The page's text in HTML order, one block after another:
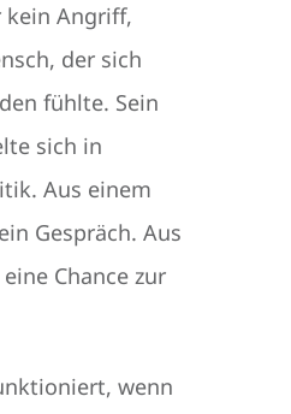
kein Angriff,
der sich
fühlte. Sein
sich in
Aus einem
Gespräch. Aus
Chance zur
wenn